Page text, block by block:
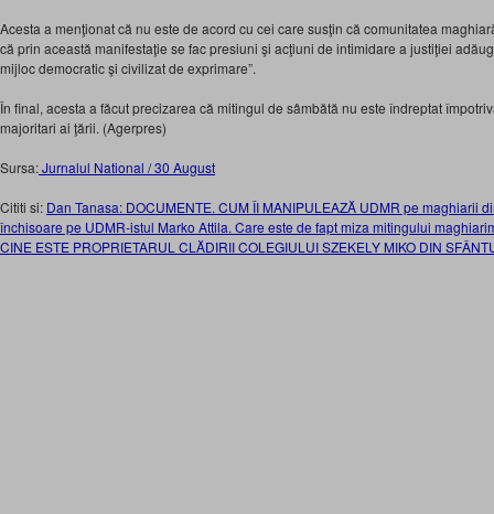
Acesta a menţionat că nu este de acord cu cei care susţin că comunitatea
că prin această manifestaţie se fac presiuni şi acţiuni de intimidare a justiţiei
mijloc democratic şi civilizat de exprimare”.
În final, acesta a făcut precizarea că mitingul de sâmbătă nu este îndreptat
majoritari ai ţării. (Agerpres)
Sursa:Jurnalul National / 30 August
Cititi si: Dan Tanasa: DOCUMENTE. CUM ÎI MANIPULEAZĂ UDMR pe maghiarii
închisoare pe UDMR-istul Marko Attila. Care este de fapt miza mitingului
CINE ESTE PROPRIETARUL CLĂDIRII COLEGIULUI SZEKELY MIKO DIN